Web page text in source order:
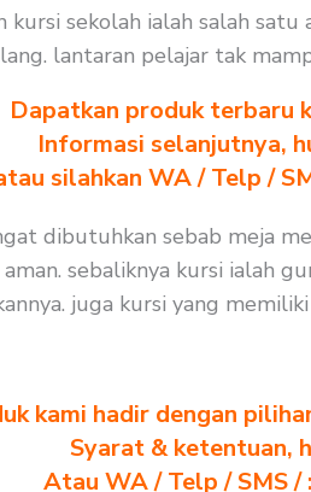
sekolah ialah salah
lantaran pelajar tak
Dapatkan produk terbaru
Informasi selanjutnya,
silahkan WA / Telp /
dibutuhkan sebab meja
sebaliknya kursi ialah
juga kursi yang memiliki
kami hadir dengan
Syarat & ketentuan,
Atau WA / Telp / SMS